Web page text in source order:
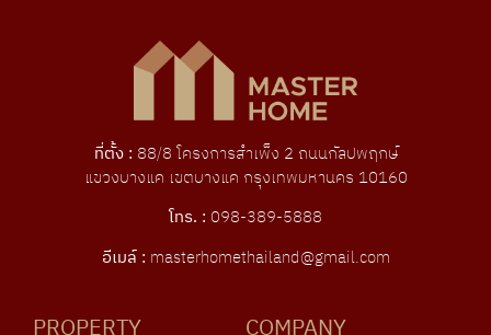
ที่ตั้ง : 88/8 โครงการสําเพ็ง 2 ถนนกัลปพฤกษ์
แขวงบางแค เขตบางแค กรุงเทพมหานคร 10160
โทร. : 098-389-5888
อีเมล์ : masterhomethailand@gmail.com